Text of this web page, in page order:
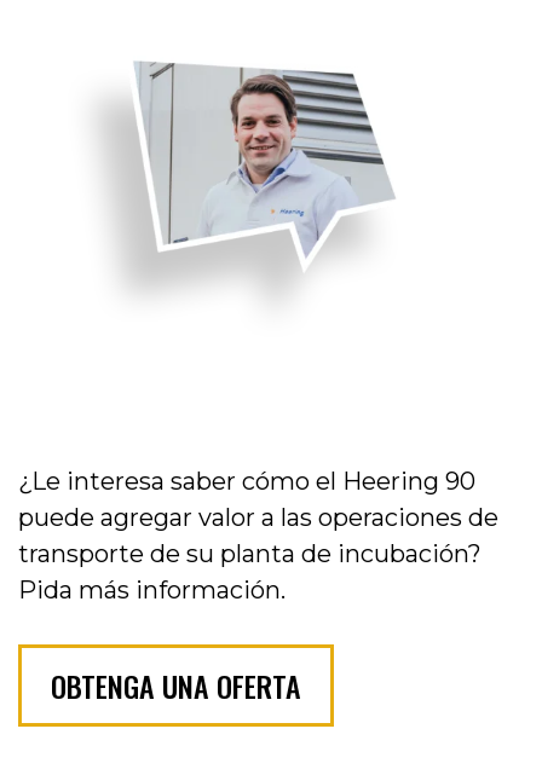
¿Le interesa saber cómo el Heering 90
puede agregar valor a las operaciones de
transporte de su planta de incubación?
Pida más información.
OBTENGA UNA OFERTA